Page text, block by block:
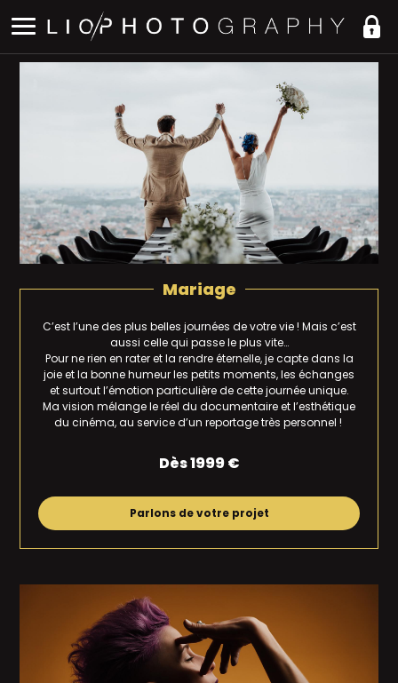
Mariage
C’est l’une des plus belles journées de votre vie ! Mais c’est
aussi celle qui passe le plus vite…
Pour ne rien en rater et la rendre éternelle, je capte dans la
joie et la bonne humeur les petits moments, les échanges
et surtout l’émotion particulière de cette journée unique.
Ma vision mélange le réel du documentaire et l’esthétique
du cinéma, au service d’un reportage très personnel !
Dès 1999 €
Parlons de votre projet